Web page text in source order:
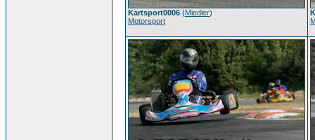
Kartsport0006 (Miedler)
Motorsport